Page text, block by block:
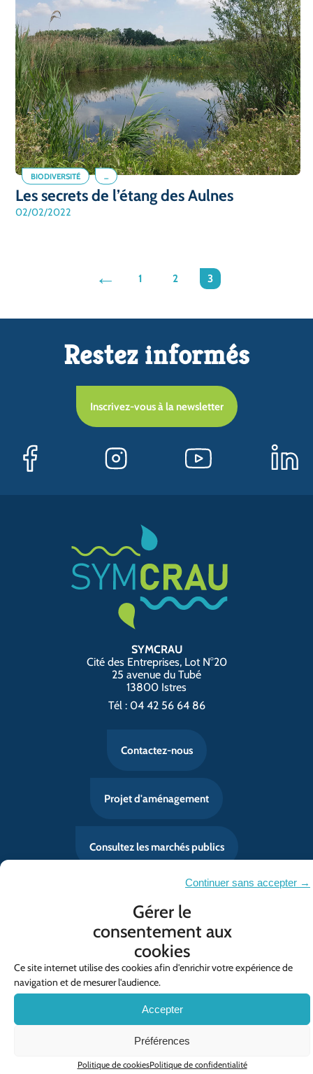
Gérer le
consentement aux
cookies
Ce site internet utilise des cookies afin d'enrichir votre expérience de
navigation et de mesurer l'audience.
Accepter
Continuer sans accepter →
Préférences
Politique de cookiesPolitique de confidentialité
BIODIVERSITÉ ...
Les secrets de l’étang des Aulnes
02/02/2022
fleche
1 2 3
Restez informés
Inscrivez-vous à la newsletter
SYMCRAU
Cité des Entreprises, Lot N°20
25 avenue du Tubé
13800 Istres
Tél : 04 42 56 64 86
Contactez-nous
Projet d'aménagement
Consultez les marchés publics
Mentions légales
Politique de confidentialité
Contact
Politique de cookies (UE)